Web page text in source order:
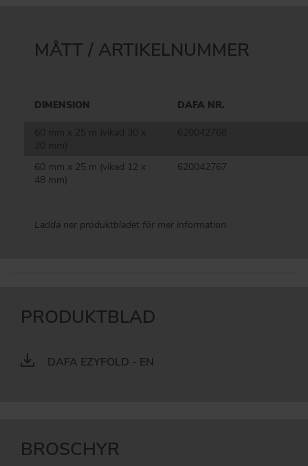
MÅTT / ARTIKELNUMMER
DIMENSION DAFA NR.
60 mm x 25 m (vikad 12 x
48 mm)
620042767
Ladda ner produktbladet för mer information
PRODUKTBLAD
DAFA EZYFOLD - EN
BROSCHYR